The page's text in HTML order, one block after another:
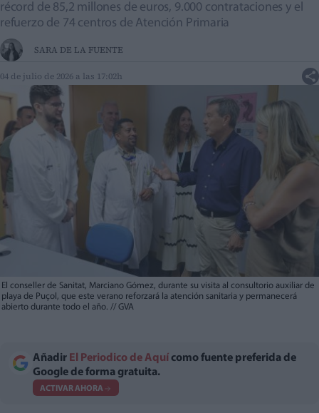
récord de 85,2 millones de euros, 9.000 contrataciones y el
refuerzo de 74 centros de Atención Primaria
SARA DE LA FUENTE
04 de julio de 2026 a las 17:02h
El conseller de Sanitat, Marciano Gómez, durante su visita al consultorio auxiliar de
playa de Puçol, que este verano reforzará la atención sanitaria y permanecerá
abierto durante todo el año. // GVA
Añadir El Periodico de Aquí como fuente preferida de
Google de forma gratuita.
ACTIVAR AHORA